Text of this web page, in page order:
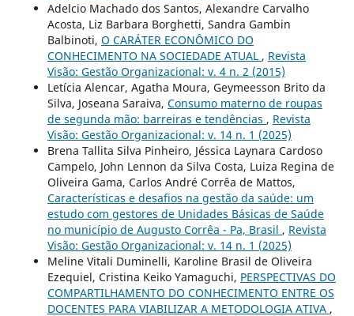
Adelcio Machado dos Santos, Alexandre Carvalho
Acosta, Liz Barbara Borghetti, Sandra Gambin
Balbinoti, O CARÁTER ECONÔMICO DO
CONHECIMENTO NA SOCIEDADE ATUAL , Revista
Visão: Gestão Organizacional: v. 4 n. 2 (2015)
Letícia Alencar, Agatha Moura, Geymeesson Brito da
Silva, Joseana Saraiva, Consumo materno de roupas
de segunda mão: barreiras e tendências , Revista
Visão: Gestão Organizacional: v. 14 n. 1 (2025)
Brena Tallita Silva Pinheiro, Jéssica Laynara Cardoso
Campelo, John Lennon da Silva Costa, Luiza Regina de
Oliveira Gama, Carlos André Corrêa de Mattos,
Características e desafios na gestão da saúde: um
estudo com gestores de Unidades Básicas de Saúde
no município de Augusto Corrêa - Pa, Brasil , Revista
Visão: Gestão Organizacional: v. 14 n. 1 (2025)
Meline Vitali Duminelli, Karoline Brasil de Oliveira
Ezequiel, Cristina Keiko Yamaguchi, PERSPECTIVAS DO
COMPARTILHAMENTO DO CONHECIMENTO ENTRE OS
DOCENTES PARA VIABILIZAR A METODOLOGIA ATIVA ,